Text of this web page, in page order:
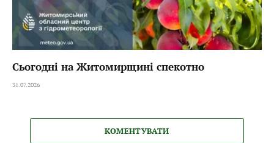
Сьогодні на Житомирщині спекотно
31.07.2026
КОМЕНТУВАТИ